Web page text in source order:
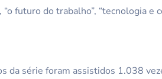
“o futuro do trabalho”, “tecnologia e
da série foram assistidos 1.038